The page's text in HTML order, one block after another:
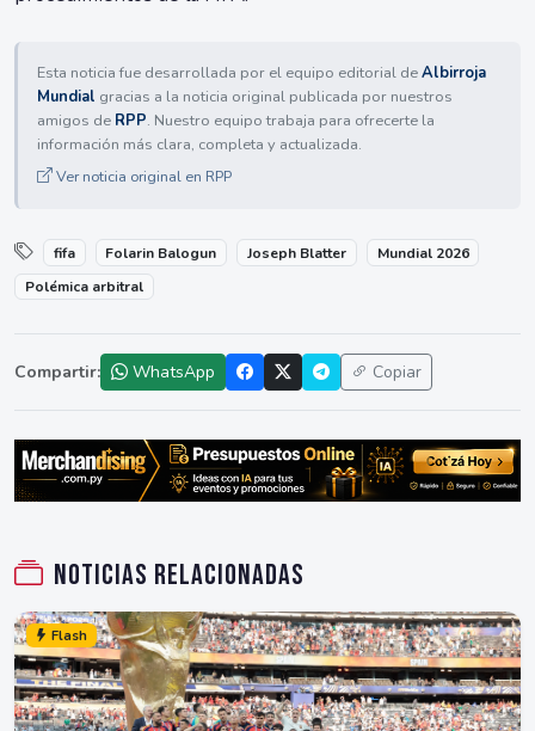
Esta noticia fue desarrollada por el equipo editorial deAlbirroja
Mundial gracias a la noticia original publicada por nuestros
amigos de RPP. Nuestro equipo trabaja para ofrecerte la
información más clara, completa y actualizada.
Ver noticia original en RPP
fifa Folarin Balogun Joseph Blatter
Mundial 2026
Polémica arbitral
Compartir: WhatsApp Copiar
Noticias relacionadas
Flash